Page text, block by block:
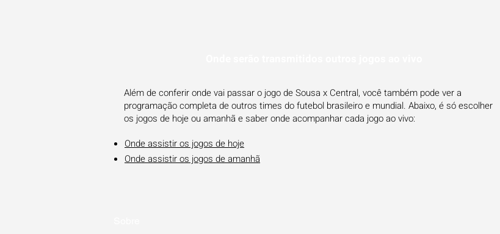
Além de conferir onde vai passar o jogo de Sousa x Central, você também pode ver a
programação completa de outros times do futebol brasileiro e mundial. Abaixo, é só escolher
os jogos de hoje ou amanhã e saber onde acompanhar cada jogo ao vivo:
Onde assistir os jogos de hoje
Onde assistir os jogos de amanhã